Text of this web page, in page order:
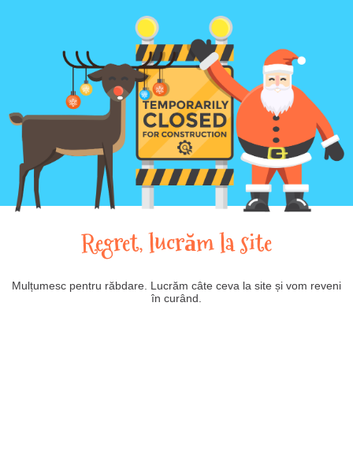
Regret, lucrăm la site
Mulțumesc pentru răbdare. Lucrăm câte ceva la site și vom reveni
în curând.